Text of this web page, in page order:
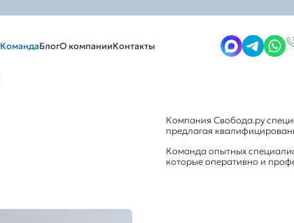
КомандаБлогО компанииКонтакты
Компания Свобода.ру
предлагая
Команда опытных
которые оперативно и